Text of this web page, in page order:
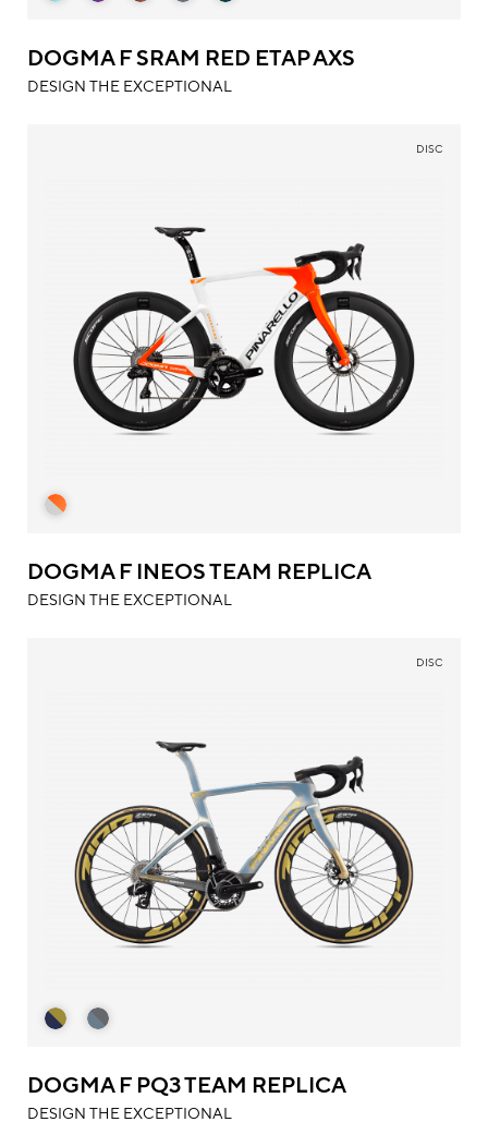
DOGMA F SRAM RED ETAP AXS
DESIGN THE EXCEPTIONAL
DISC
DOGMA F INEOS TEAM REPLICA
DESIGN THE EXCEPTIONAL
DISC
DOGMA F PQ3 TEAM REPLICA
DESIGN THE EXCEPTIONAL